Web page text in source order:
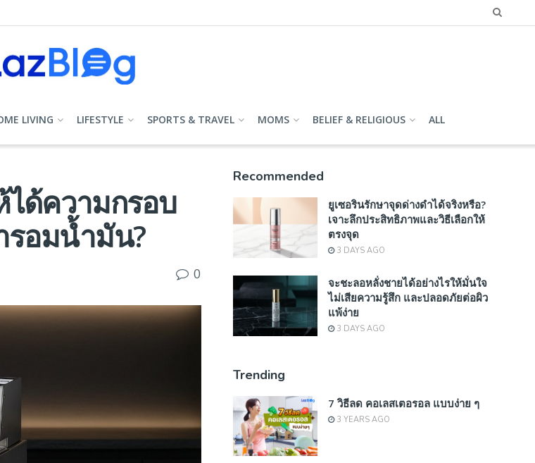
LIVING LIFESTYLE SPORTS & TRAVEL MOMS BELIEF & RELIGIOUS ALL
ได้ความกรอบ
อมน้ำมัน?
0
Recommended
ยูเซอรินรักษาจุดด่างดำได้จริงหรือ?
เจาะลึกประสิทธิภาพและวิธีเลือกให้
ตรงจุด
3 DAYS AGO
จะชะลอหลั่งชายได้อย่างไรให้มั่นใจ
ไม่เสียความรู้สึก และปลอดภัยต่อผิว
แพ้ง่าย
3 DAYS AGO
Trending
7 วิธีลด คอเลสเตอรอล แบบง่าย ๆ
3 YEARS AGO